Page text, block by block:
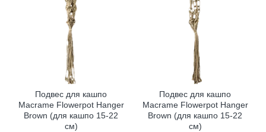
Подвес для кашпо
Macrame Flowerpot Hanger
Brown (для кашпо 15-22
см)
Подвес для кашпо
Macrame Flowerpot Hanger
Brown (для кашпо 15-22
см)